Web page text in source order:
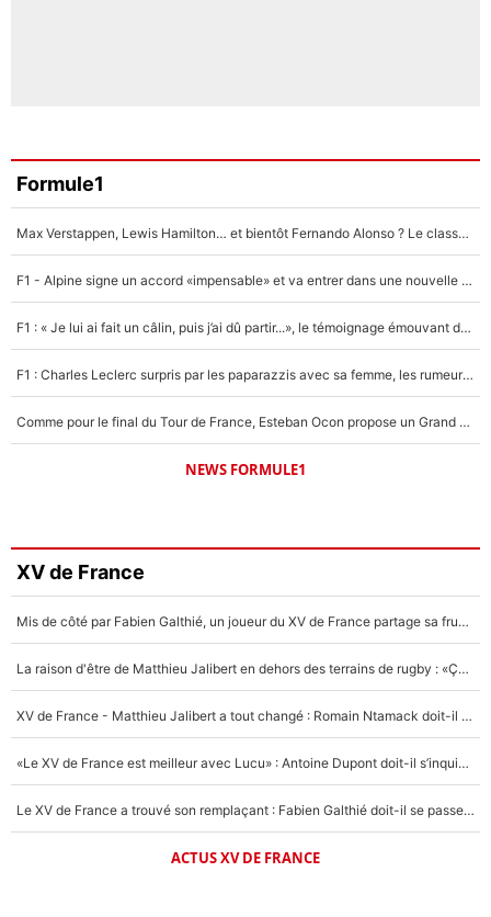
Formule1
Max Verstappen, Lewis Hamilton… et bientôt Fernando Alonso ? Le classement des pilotes les mieux payés en Formule 1 risque de changer !
F1 - Alpine signe un accord «impensable» et va entrer dans une nouvelle dimension : Grande nouvelle pour Pierre Gasly !
F1 : « Je lui ai fait un câlin, puis j’ai dû partir...», le témoignage émouvant de Max Verstappen sur sa fille
F1 : Charles Leclerc surpris par les paparazzis avec sa femme, les rumeurs étaient vraies !
Comme pour le final du Tour de France, Esteban Ocon propose un Grand Prix de Formule 1 à Paris : «Autour de l’Arc de Triomphe, ce serait génial» !
NEWS FORMULE1
XV de France
Mis de côté par Fabien Galthié, un joueur du XV de France partage sa frustration : «ils ne me l’ont pas dit tout de suite»
La raison d'être de Matthieu Jalibert en dehors des terrains de rugby : «Ça m'atteint autant que si tu touches à un membre de ma famille»
XV de France - Matthieu Jalibert a tout changé : Romain Ntamack doit-il s’inquiéter pour sa place à un an de la Coupe du monde ?
«Le XV de France est meilleur avec Lucu» : Antoine Dupont doit-il s’inquiéter pour sa place ?
Le XV de France a trouvé son remplaçant : Fabien Galthié doit-il se passer d'Antoine Dupont ?
ACTUS XV DE FRANCE